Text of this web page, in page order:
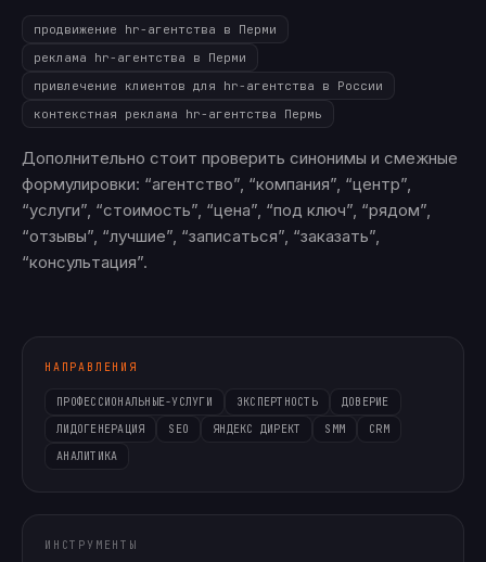
продвижение hr-агентства в Перми
реклама hr-агентства в Перми
привлечение клиентов для hr-агентства в России
контекстная реклама hr-агентства Пермь
Дополнительно стоит проверить синонимы и смежные
формулировки: “агентство”, “компания”, “центр”,
“услуги”, “стоимость”, “цена”, “под ключ”, “рядом”,
“отзывы”, “лучшие”, “записаться”, “заказать”,
“консультация”.
НАПРАВЛЕНИЯ
ПРОФЕССИОНАЛЬНЫЕ-УСЛУГИ ЭКСПЕРТНОСТЬ
ДОВЕРИЕ
ЛИДОГЕНЕРАЦИЯ
SEO ЯНДЕКС ДИРЕКТ SMM
CRM
АНАЛИТИКА
ИНСТРУМЕНТЫ